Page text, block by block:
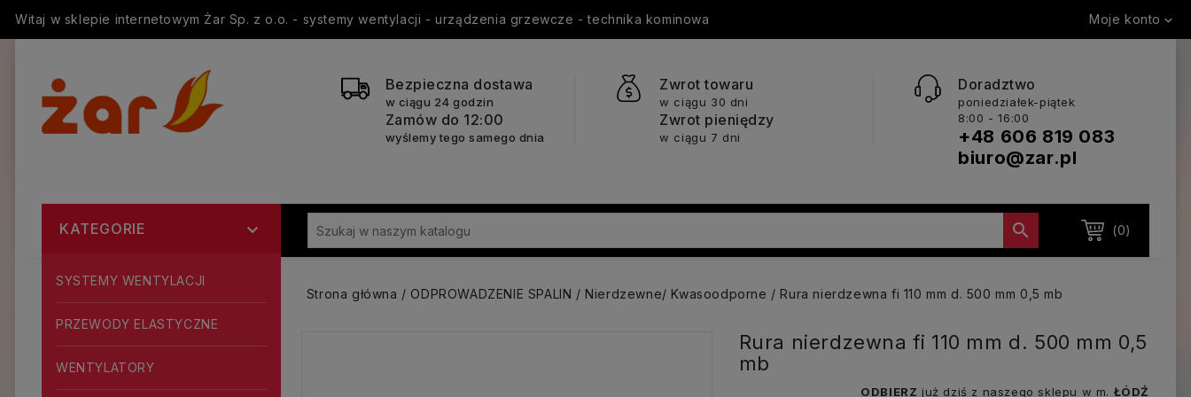
Witaj w sklepie internetowym Żar Sp. z o.o. - systemy wentylacji - urządzenia grzewcze - technika kominowa Moje konto 
Bezpieczna dostawa
w ciągu 24 godzin
Zamów do 12:00
wyślemy tego samego dnia
Zwrot towaru
w ciągu 30 dni
Zwrot pieniędzy
w ciągu 7 dni
Doradztwo
poniedziałek-piątek
8:00 - 16:00
+48 606 819 083
biuro@zar.pl
(0)

KATEGORIE 
SYSTEMY WENTYLACJI
PRZEWODY ELASTYCZNE
WENTYLATORY
Strona główna ODPROWADZENIE SPALIN Nierdzewne/ Kwasoodporne Rura nierdzewna fi 110 mm d. 500 mm 0,5 mb
Rura nierdzewna fi 110 mm d. 500 mm 0,5
mb
ODBIERZ już dziś z naszego sklepu w m. ŁÓDŹ